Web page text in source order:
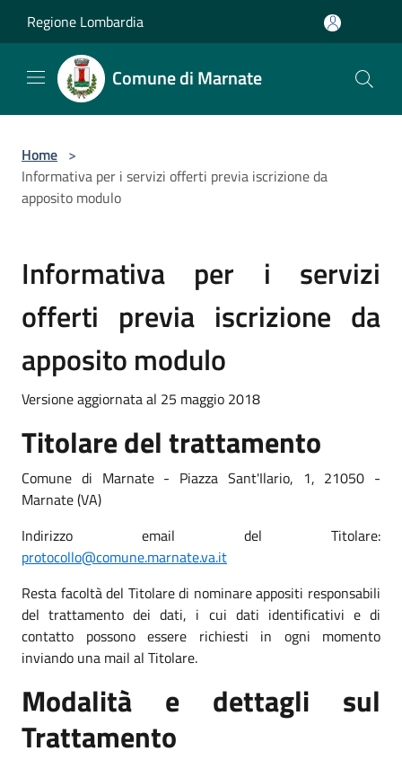
Regione Lombardia
Comune di Marnate
Home >
Informativa per i servizi offerti previa iscrizione da
apposito modulo
Informativa per i servizi
offerti previa iscrizione da
apposito modulo
Versione aggiornata al 25 maggio 2018
Titolare del trattamento
Comune di Marnate - Piazza Sant'Ilario, 1, 21050 -
Marnate (VA)
Indirizzo email del Titolare:
protocollo@comune.marnate.va.it
Resta facoltà del Titolare di nominare appositi responsabili
del trattamento dei dati, i cui dati identificativi e di
contatto possono essere richiesti in ogni momento
inviando una mail al Titolare.
Modalità e dettagli sul
Trattamento